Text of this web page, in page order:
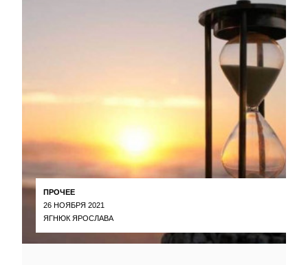
ПРОЧЕЕ
26 НОЯБРЯ 2021
ЯГНЮК ЯРОСЛАВА